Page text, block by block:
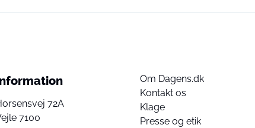
72A
7100
Om Dagens.dk
Kontakt os
Klage
Presse og etik